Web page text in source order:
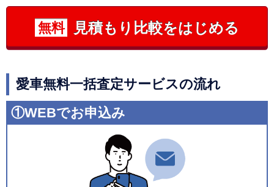
無料 見積もり比較をはじめる
愛車無料一括査定サービスの流れ
①WEBでお申込み